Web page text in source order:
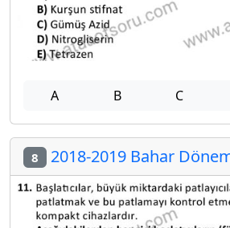
A B C
8 2018-2019 Bahar